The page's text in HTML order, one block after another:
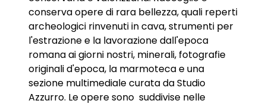
conserva opere di rara bellezza, quali reperti
archeologici rinvenuti in cava, strumenti per
l'estrazione e la lavorazione dall'epoca
romana ai giorni nostri, minerali, fotografie
originali d'epoca, la marmoteca e una
sezione multimediale curata da Studio
Azzurro. Le opere sono suddivise nelle